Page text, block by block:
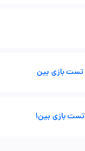
تست بازی بین
تست بازی بین1